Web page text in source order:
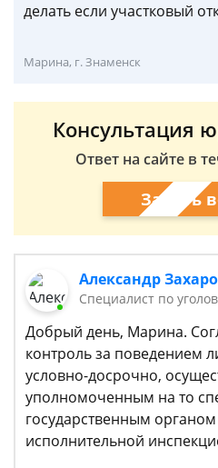
делать если участковый
Марина, г. Знаменск
Консультация
Ответ на сайте в
Задать
Александр
Специалист по
Добрый день, Марина.
контроль за поведением
условно-досрочно,
уполномоченным на то
государственным
исполнительной